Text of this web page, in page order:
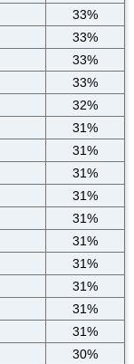
33%
33%
33%
33%
32%
31%
31%
31%
31%
31%
31%
31%
31%
31%
31%
30%